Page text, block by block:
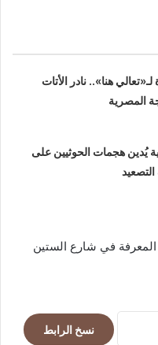
لـ«تعالي هنا».. نادر الأتات
المصرية
يُدين هجمات الحوثيين على
المعرفة في شارع الستين
نسخ الرابط